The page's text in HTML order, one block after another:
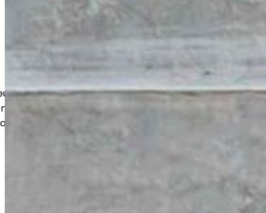
kestävät betonilattiat
ja varastoihin. Huolellinen pohjatyö ja
pitkän käyttöiän ja siistin